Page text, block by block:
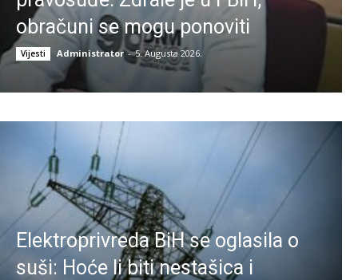
obračuni se mogu ponoviti
Vijesti Administrator - 5. Augusta 2026.
Elektroprivreda BiH se oglasila o
suši: Hoće li biti nestašica i